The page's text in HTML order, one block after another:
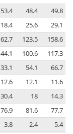
53.4 48.4
49.8
18.4 25.6
29.1
62.7 123.5
158.6
44.1 100.6
117.3
33.1 54.1
66.7
12.6 12.1
11.6
30.4 18
14.3
76.9 81.6
77.7
3.8 2.4 5.4